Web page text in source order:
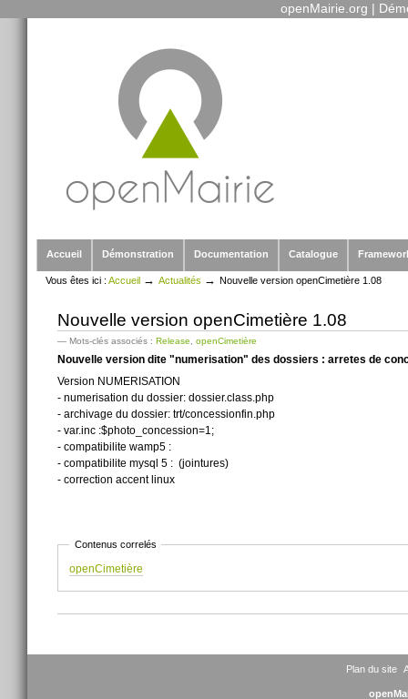
openMairie.org |
Accueil
Démonstration Documentation Catalogue
Vous êtes ici : Accueil → Actualités → Nouvelle version openCimetière 1.08
Nouvelle version openCimetière 1.08
— Mots-clés associés : Release,openCimetière
Nouvelle version dite "numerisation" des dossiers : arretes de
Version NUMERISATION
- numerisation du dossier: dossier.class.php
- archivage du dossier: trt/concessionfin.php
- var.inc :$photo_concession=1;
- compatibilite wamp5 :
- compatibilite mysql 5 : (jointures)
- correction accent linux
Contenus correlés
openCimetière
document
Plan du site